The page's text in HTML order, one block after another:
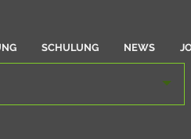
SCHULUNG NEWS